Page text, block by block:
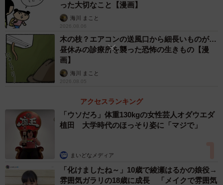
いい男の定義が刷り込まれていると力説（小出もと貴さん提供）
そこへ現れたのが、生物学に詳しい女子生徒・亜加埜（あ
かの）です。彼女は「なぜ男らしくない男が女からモテな
つく話なのだ」と語り始めます。例えば孔雀は、オスだけ
った大切なこと【漫画】
海川 まこと
2026.08.06
木の枝？エアコンの送風口から細長いものが…
昼休みの診療所を襲った恐怖の生きもの【漫
画】
海川 まこと
2026.08.05
アクセスランキング
「ウソだろ」体重130kgの女性芸人オダウエダ
植田 大学時代のほっそり姿に「マジで」
まいどなメディア
「化けましたね～」10歳で綾瀬はるかの娘役→
雰囲気ガラリの18歳に成長 「メイクで雰囲気